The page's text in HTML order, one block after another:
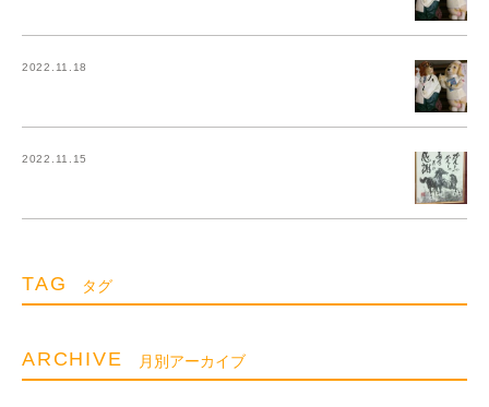
2022.11.18
2022.11.15
TAG タグ
ARCHIVE 月別アーカイブ